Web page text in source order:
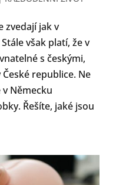
zvedají jak v
však platí, že v
s českými,
republice. Ne
Německu
Řešíte, jaké jsou